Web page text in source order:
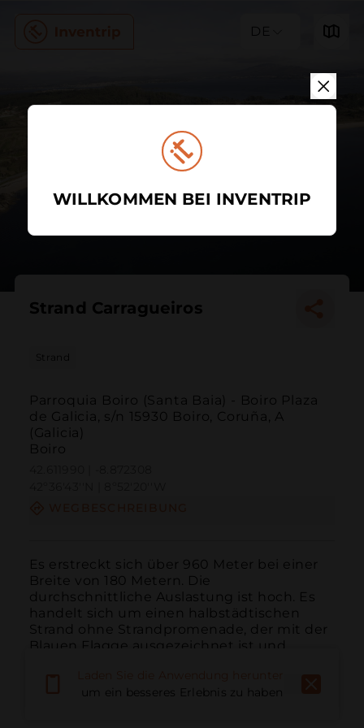
DE
Strand Carragueiros
Strand
Parroquia Boiro (Santa Baia) - Boiro Plaza
de Galicia, s/n 15930 Boiro, Coruña, A
(Galicia)
Boiro
Es erstreckt sich über 960 Meter bei einer
Breite von 180 Metern. Die
durchschnittliche Auslastung ist hoch. Es
handelt sich um einen halbstädtischen
Strand ohne Strandpromenade, der mit der
Blauen Flagge ausgezeichnet ist und
WEITER LESENum ein besseres Erlebnis zu haben
WILLKOMMEN BEI INVENTRIP